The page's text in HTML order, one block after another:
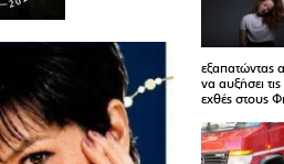
εξαπατώντας
να αυξήσει
εχθές στους